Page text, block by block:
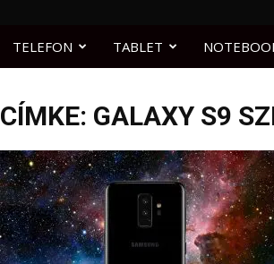
TELEFON TABLET
CÍMKE: GALAXY S9